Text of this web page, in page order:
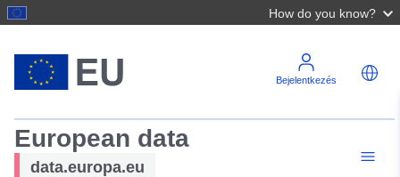
How do you know?
Bejelentkezés
European data
data.europa.eu